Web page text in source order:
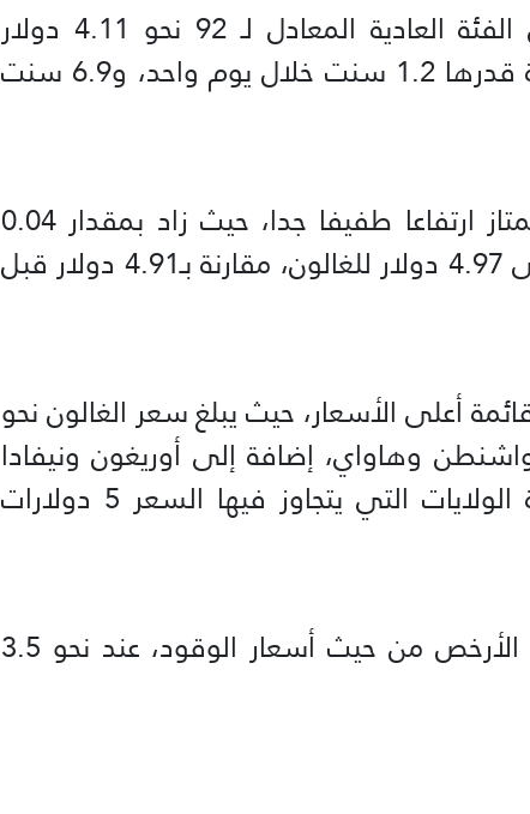
وبلغ متوسط سعر البنزين من الفئة العادية المعادل لـ 92 نحو 4.11 دولار
للغالون ما يعادل 3.8 لتر، بزيادة قدرها 1.2 سنت خلال يوم واحد، و6.9 سنت
في المقابل، شهد البنزين الممتاز ارتفاعا طفيفا جدا، حيث زاد بمقدار 0.04
سنت فقط خلال يوم، ليصل إلى 4.97 دولار للغالون، مقارنة بـ4.91 دولار قبل
قائمة أعلى الأسعار، حيث يبلغ سعر الغالون نحو
واشنطن وهاواي، إضافة إلى أوريغون ونيفادا
التي انضمت مؤخرا إلى قائمة الولايات التي يتجاوز فيها السعر 5 دولارات
في المقابل، تبقى أوكلاهوما الأرخص من حيث أسعار الوقود، عند نحو 3.5